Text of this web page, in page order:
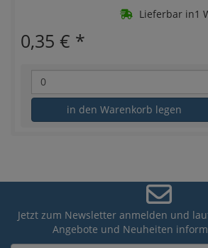
Lieferbar in1
0,35 € *
in den Warenkorb legen
Jetzt zum Newsletter anmelden und
Angebote und Neuheiten